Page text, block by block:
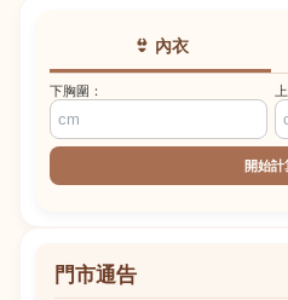
👙 內衣
下胸圍：
開始計
門市通告